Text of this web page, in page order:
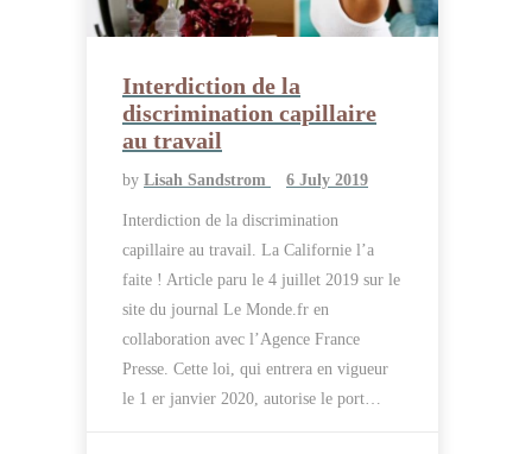
Interdiction de la
discrimination capillaire
au travail
by Lisah Sandstrom 6 July 2019
Interdiction de la discrimination
capillaire au travail. La Californie l’a
faite ! Article paru le 4 juillet 2019 sur le
site du journal Le Monde.fr en
collaboration avec l’Agence France
Presse. Cette loi, qui entrera en vigueur
le 1 er janvier 2020, autorise le port…